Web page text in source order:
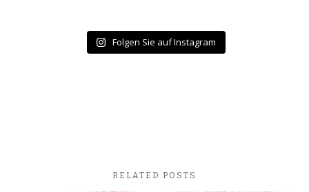
Folgen Sie auf Instagram
RELATED POSTS